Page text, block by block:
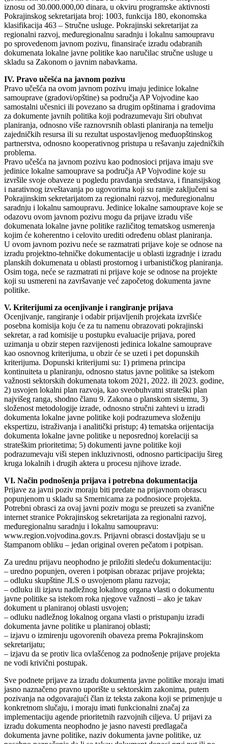
iznosu od 30.000.000,00 dinara, u okviru programske aktivnosti
Pokrajinskog sekretarijata broj: 1003, funkcija 180, ekonomska
klasifikacija 463 – Stručne usluge. Pokrajinski sekretarijat za
regionalni razvoj, međuregionalnu saradnju i lokalnu samoupravu
po sprovedenom javnom pozivu, finansiraće izradu odabranih
dokumenata lokalne javne politike kao naručilac stručne usluge u
skladu sa Zakonom o javnim nabavkama.
IV. Pravo učešća na javnom pozivu
Pravo učešća na ovom javnom pozivu imaju jedinice lokalne
samouprave (gradovi/opštine) sa područja AP Vojvodine kao
samostalni učesnici ili povezano sa drugim opštinama i gradovima
za dokumente javnih politika koji podrazumevaju širi obuhvat
planiranja, odnosno više raznovrsnih oblasti planiranja na temelju
zajedničkih resursa ili su rezultat uspostavljenog međuopštinskog
partnerstva, odnosno kooperativnog pristupa u rešavanju zajedničkih
problema.
Pravo učešća na javnom pozivu kao podnosioci prijava imaju sve
jedinice lokalne samouprave sa područja AP Vojvodine koje su
izvršile svoje obaveze u pogledu pravdanja sredstava, i finansijskog
i narativnog izveštavanja po ugovorima koji su ranije zaključeni sa
Pokrajinskim sekretarijatom za regionalni razvoj, međuregionalnu
saradnju i lokalnu samoupravu. Jedinice lokalne samouprave koje se
odazovu ovom javnom pozivu mogu da prijave izradu više
dokumenata lokalne javne politike različitog tematskog usmerenja
kojim će koherentno i celovito urediti određenu oblast planiranja.
U ovom javnom pozivu neće se razmatrati prijave koje se odnose na
izradu projektno-tehničke dokumentacije u oblasti izgradnje i izradu
planskih dokumenata u oblasti prostornog i urbanističkog planiranja.
Osim toga, neće se razmatrati ni prijave koje se odnose na projekte
koji su usmereni na završavanje već započetog dokumenta javne
politike.
V. Kriterijumi za ocenjivanje i rangiranje prijava
Ocenjivanje, rangiranje i odabir prijavljenih projekata izvršiće
posebna komisija koju će za tu namenu obrazovati pokrajinski
sekretar, a rad komisije u postupku evaluacije prijava, pored
uzimanja u obzir stepen razvijenosti jedinica lokalne samouprave
kao osnovnog kriterijuma, u obzir će se uzeti i pet dopunskih
kriterijuma. Dopunski kriterijumi su: 1) primena principa
kontinuiteta u planiranju, odnosno status javne politike sa istekom
važnosti sektorskih dokumenata tokom 2021, 2022. ili 2023. godine,
2) usvojen lokalni plan razvoja, kao sveobuhvatni strateški plan
najvišeg ranga, shodno članu 9. Zakona o planskom sistemu, 3)
složenost metodologije izrade, odnosno stručni zahtevi u izradi
dokumenta lokalne javne politike koji podrazumeva složeniju
ekspertizu, istraživanja i analitički pristup; 4) tematska orijentacija
dokumenta lokalne javne politike u neposrednoj korelaciji sa
strateškim prioritetima; 5) dokumenti javne politike koji
podrazumevaju viši stepen inkluzivnosti, odnosno participaciju šireg
kruga lokalnih i drugih aktera u procesu njihove izrade.
VI. Način podnošenja prijava i potrebna dokumentacija
Prijave za javni poziv moraju biti predate na prijavnom obrascu
popunjenom u skladu sa Smernicama za podnosioce projekta.
Potrebni obrasci za ovaj javni poziv mogu se preuzeti sa zvanične
internet stranice Pokrajinskog sekretarijata za regionalni razvoj,
međuregionalnu saradnju i lokalnu samoupravu:
www.region.vojvodina.gov.rs. Prijavni obrasci dostavljaju se u
štampanom obliku – jedan original overen pečatom i potpisan.
Za urednu prijavu neophodno je priložiti sledeću dokumentaciju:
– uredno popunjen, overen i potpisan obrazac prijave projekta;
– odluku skupštine JLS o usvojenom planu razvoja;
– odluku ili izjavu nadležnog lokalnog organa vlasti o dokumentu
javne politike sa istekom roka njegove važnosti – ako je takav
dokument u planiranoj oblasti usvojen;
– odluku nadležnog lokalnog organa vlasti o pristupanju izradi
dokumenta javne politike u planiranoj oblasti;
– izjavu o izmirenju ugovorenih obaveza prema Pokrajinskom
sekretarijatu;
– izjavu da se protiv lica ovlašćenog za podnošenje prijave projekta
ne vodi krivični postupak.
Sve podnete prijave za izradu dokumenta javne politike moraju imati
jasno naznačeno pravno uporište u sektorskim zakonima, putem
pozivanja na odgovarajući član iz teksta zakona koji se primenjuje u
konkretnom slučaju, i moraju imati funkcionalni značaj za
implementaciju agende prioritetnih razvojnih ciljeva. U prijavi za
izradu dokumenta neophodno je jasno navesti predlagača
dokumenta javne politike, naziv dokumenta javne politike, uz